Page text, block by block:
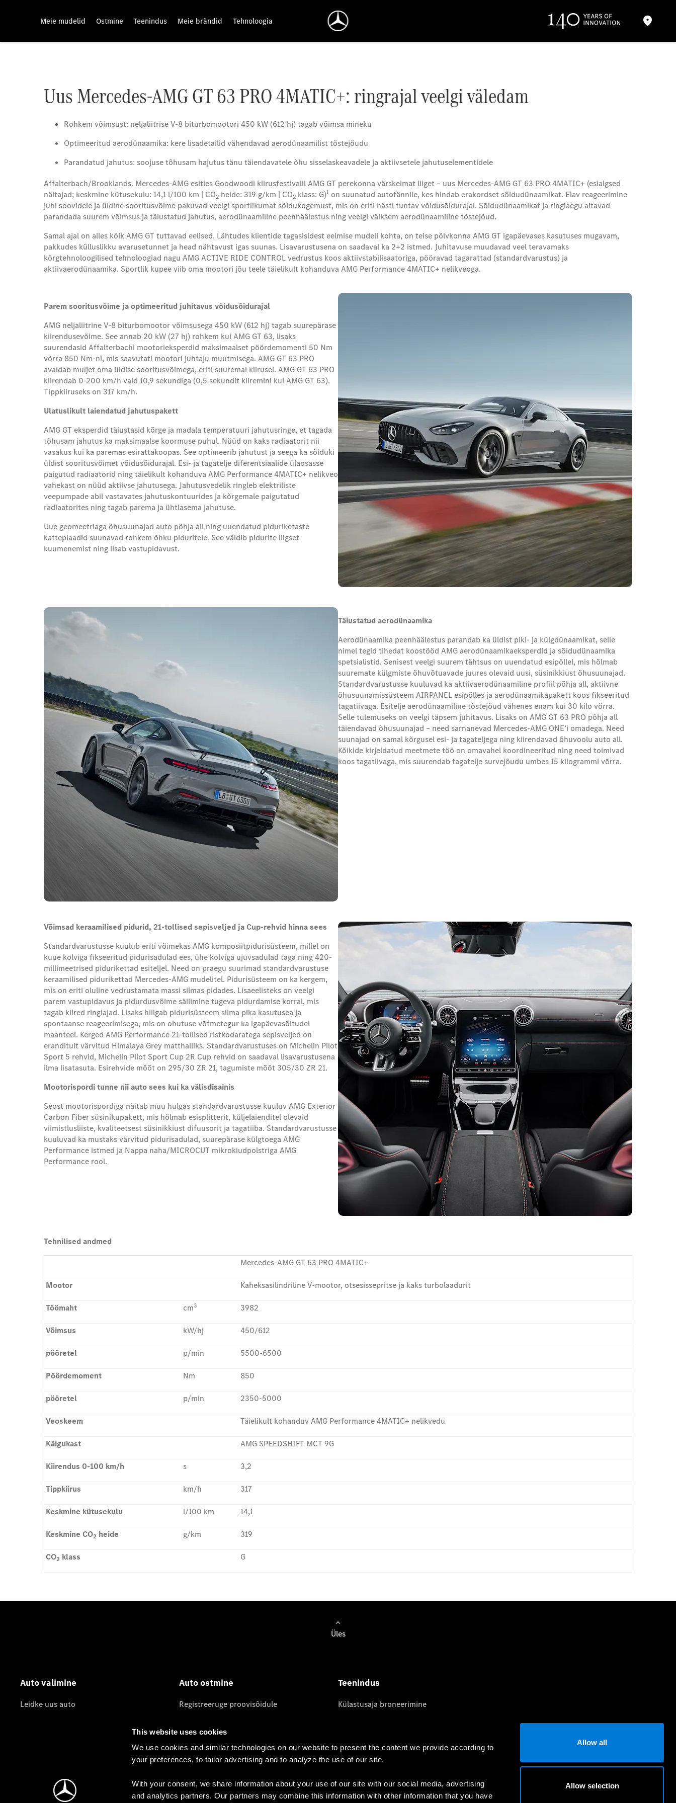
This website uses cookies
We use cookies and similar technologies on our website to present the content we provide according to
your preferences, to tailor advertising and to analyze the use of our site.
With your consent, we share information about your use of our site with our social media, advertising
and analytics partners. Our partners may combine this information with other information that you have
Allow all
Allow selection
Meie mudelid Ostmine Teenindus Meie brändid Tehnoloogia
Uus Mercedes-AMG GT 63 PRO 4MATIC+: ringrajal veelgi väledam
Rohkem võimsust: neljaliitrise V-8 biturbomootori 450 kW (612 hj) tagab võimsa mineku
Optimeeritud aerodünaamika: kere lisadetailid vähendavad aerodünaamilist tõstejõudu
Parandatud jahutus: soojuse tõhusam hajutus tänu täiendavatele õhu sisselaskeavadele ja aktiivsetele jahutuselementidele
Affalterbach/Brooklands. Mercedes-AMG esitles Goodwoodi kiirusfestivalil AMG GT perekonna värskeimat liiget – uus Mercedes-AMG GT 63 PRO 4MATIC+ (esialgsed
näitajad; keskmine kütusekulu: 14,1 l/100 km | CO2 heide: 319 g/km | CO2 klass: G)1 on suunatud autofännile, kes hindab erakordset sõidudünaamikat. Elav reageerimine
juhi soovidele ja üldine sooritusvõime pakuvad veelgi sportlikumat sõidukogemust, mis on eriti hästi tuntav võidusõidurajal. Sõidudünaamikat ja ringiaegu aitavad
parandada suurem võimsus ja täiustatud jahutus, aerodünaamiline peenhäälestus ning veelgi väiksem aerodünaamiline tõstejõud.
Samal ajal on alles kõik AMG GT tuttavad eelised. Lähtudes klientide tagasisidest eelmise mudeli kohta, on teise põlvkonna AMG GT igapäevases kasutuses mugavam,
pakkudes külluslikku avarusetunnet ja head nähtavust igas suunas. Lisavarustusena on saadaval ka 2+2 istmed. Juhitavuse muudavad veel teravamaks
kõrgtehnoloogilised tehnoloogiad nagu AMG ACTIVE RIDE CONTROL vedrustus koos aktiivstabilisaatoriga, pööravad tagarattad (standardvarustus) ja
aktiivaerodünaamika. Sportlik kupee viib oma mootori jõu teele täielikult kohanduva AMG Performance 4MATIC+ nelikveoga.
Parem sooritusvõime ja optimeeritud juhitavus võidusõidurajal
AMG neljaliitrine V-8 biturbomootor võimsusega 450 kW (612 hj) tagab suurepärase
kiirendusevõime. See annab 20 kW (27 hj) rohkem kui AMG GT 63, lisaks
suurendasid Affalterbachi mootorieksperdid maksimaalset pöördemomenti 50 Nm
võrra 850 Nm-ni, mis saavutati mootori juhtaju muutmisega. AMG GT 63 PRO
avaldab muljet oma üldise sooritusvõimega, eriti suuremal kiirusel. AMG GT 63 PRO
kiirendab 0-200 km/h vaid 10,9 sekundiga (0,5 sekundit kiiremini kui AMG GT 63).
Tippkiiruseks on 317 km/h.
Ulatuslikult laiendatud jahutuspakett
AMG GT eksperdid täiustasid kõrge ja madala temperatuuri jahutusringe, et tagada
tõhusam jahutus ka maksimaalse koormuse puhul. Nüüd on kaks radiaatorit nii
vasakus kui ka paremas esirattakoopas. See optimeerib jahutust ja seega ka sõiduki
üldist sooritusvõimet võidusõidurajal. Esi- ja tagatelje diferentsiaalide ülaosasse
paigutud radiaatorid ning täielikult kohanduva AMG Performance 4MATIC+ nelikveo
vahekast on nüüd aktiivse jahutusega. Jahutusvedelik ringleb elektriliste
veepumpade abil vastavates jahutuskontuurides ja kõrgemale paigutatud
radiaatorites ning tagab parema ja ühtlasema jahutuse.
Uue geomeetriaga õhusuunajad auto põhja all ning uuendatud piduriketaste
katteplaadid suunavad rohkem õhku piduritele. See väldib pidurite liigset
kuumenemist ning lisab vastupidavust.
Täiustatud aerodünaamika
Aerodünaamika peenhäälestus parandab ka üldist piki- ja külgdünaamikat, selle
nimel tegid tihedat koostööd AMG aerodünaamikaeksperdid ja sõidudünaamika
spetsialistid. Senisest veelgi suurem tähtsus on uuendatud esipõllel, mis hõlmab
suuremate külgmiste õhuvõtuavade juures olevaid uusi, süsinikkiust õhusuunajad.
Standardvarustusse kuuluvad ka aktiivaerodünaamiline profiil põhja all, aktiivne
õhusuunamissüsteem AIRPANEL esipõlles ja aerodünaamikapakett koos fikseeritud
tagatiivaga. Esitelje aerodünaamiline tõstejõud vähenes enam kui 30 kilo võrra.
Selle tulemuseks on veelgi täpsem juhitavus. Lisaks on AMG GT 63 PRO põhja all
täiendavad õhusuunajad – need sarnanevad Mercedes-AMG ONE’i omadega. Need
suunajad on samal kõrgusel esi- ja tagateljega ning kiirendavad õhuvoolu auto all.
Kõikide kirjeldatud meetmete töö on omavahel koordineeritud ning need toimivad
koos tagatiivaga, mis suurendab tagatelje survejõudu umbes 15 kilogrammi võrra.
Võimsad keraamilised pidurid, 21-tollised sepisveljed ja Cup-rehvid hinna sees
Standardvarustusse kuulub eriti võimekas AMG komposiitpidurisüsteem, millel on
kuue kolviga fikseeritud pidurisadulad ees, ühe kolviga ujuvsadulad taga ning 420-
millimeetrised pidurikettad esiteljel. Need on praegu suurimad standardvarustuse
keraamilised pidurikettad Mercedes-AMG mudelitel. Pidurisüsteem on ka kergem,
mis on eriti oluline vedrustamata massi silmas pidades. Lisaeelisteks on veelgi
parem vastupidavus ja pidurdusvõime säilimine tugeva pidurdamise korral, mis
tagab kiired ringiajad. Lisaks hiilgab pidurisüsteem silma pika kasutusea ja
spontaanse reageerimisega, mis on ohutuse võtmetegur ka igapäevasõitudel
maanteel. Kerged AMG Performance 21-tollised ristkodaratega sepisveljed on
eranditult värvitud Himalaya Grey matthalliks. Standardvarustuses on Michelin Pilot
Sport 5 rehvid, Michelin Pilot Sport Cup 2R Cup rehvid on saadaval lisavarustusena
ilma lisatasuta. Esirehvide mõõt on 295/30 ZR 21, tagumiste mõõt 305/30 ZR 21.
Mootorispordi tunne nii auto sees kui ka välisdisainis
Seost mootorispordiga näitab muu hulgas standardvarustusse kuuluv AMG Exterior
Carbon Fiber süsinikupakett, mis hõlmab esisplitterit, küljelaienditel olevaid
viimistlusliiste, kvaliteetsest süsinikkiust difuusorit ja tagatiiba. Standardvarustusse
kuuluvad ka mustaks värvitud pidurisadulad, suurepärase külgtoega AMG
Performance istmed ja Nappa naha/MICROCUT mikrokiudpolstriga AMG
Performance rool.
Tehnilised andmed
Mercedes-AMG GT 63 PRO 4MATIC+
Mootor Kaheksasilindriline V-mootor, otsesissepritse ja kaks turbolaadurit
Töömaht cm3 3982
Võimsus kW/hj 450/612
pööretel p/min 5500-6500
Pöördemoment Nm 850
pööretel p/min 2350-5000
Veoskeem Täielikult kohanduv AMG Performance 4MATIC+ nelikvedu
Käigukast AMG SPEEDSHIFT MCT 9G
Kiirendus 0-100 km/h s 3,2
Tippkiirus km/h 317
Keskmine kütusekulu l/100 km 14,1
Keskmine CO2 heide g/km 319
CO2 klass G
Üles
Auto valimine
Leidke uus auto
Auto ostmine
Registreeruge proovisõidule
Hinnakirjad
Leidke sobiv esindus
Veho Baltics OÜ privaatsustingimused
Teenindus
Külastusaja broneerimine
Kasutusjuhendid